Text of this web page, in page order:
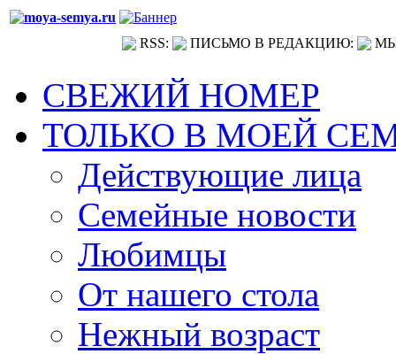
RSS: ПИСЬМО В РЕДАКЦИЮ:
СВЕЖИЙ НОМЕР
ТОЛЬКО В МОЕЙ
Действующие лица
Семейные новости
Любимцы
От нашего стола
Нежный возраст